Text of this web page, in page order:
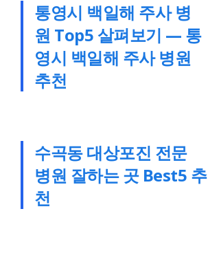
통영시 백일해 주사 병
원 Top5 살펴보기 — 통
영시 백일해 주사 병원
추천
수곡동 대상포진 전문
병원 잘하는 곳 Best5 추
천